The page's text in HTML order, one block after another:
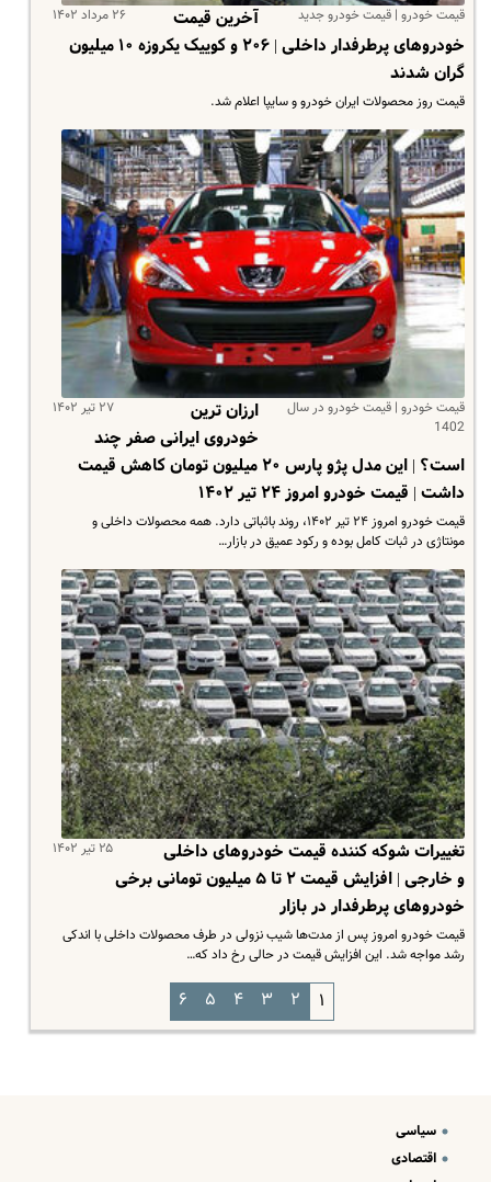
قیمت خودرو | قیمت خودرو جدید ۲۶ مرداد ۱۴۰۲
آخرین قیمت
خودروهای پرطرفدار داخلی | ۲۰۶ و کوییک یکروزه ۱۰ میلیون
گران شدند
قیمت روز محصولات ایران خودرو و سایپا اعلام شد.
قیمت خودرو | قیمت خودرو در سال
1402
۲۷ تیر ۱۴۰۲
ارزان ترین
خودروی ایرانی صفر چند
است؟ | این مدل پژو پارس ۲۰ میلیون تومان کاهش قیمت
داشت | قیمت خودرو امروز ۲۴ تیر ۱۴۰۲
قیمت خودرو امروز ۲۴ تیر ۱۴۰۲، روند باثباتی دارد. همه محصولات داخلی و
مونتاژی در ثبات کامل بوده و رکود عمیق در بازار…
۲۵ تیر ۱۴۰۲
تغییرات شوکه کننده قیمت خودروهای داخلی
و خارجی | افزایش قیمت ۲ تا ۵ میلیون تومانی برخی
خودروهای پرطرفدار در بازار
قیمت خودرو امروز پس از مدت‌ها شیب نزولی در طرف محصولات داخلی با اندکی
رشد مواجه شد. این افزایش قیمت در حالی رخ داد که…
۱ ۲ ۳ ۴ ۵ ۶
سیاسی
اقتصادی